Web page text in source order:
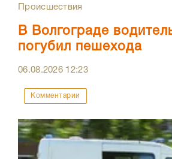
Происшествия
В Волгограде
погубил пешехода
06.08.2026 12:23
Комментарии